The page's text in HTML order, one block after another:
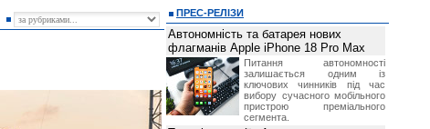
ПРЕС-РЕЛІЗИ
Автономність та батарея нових
флагманів Apple iPhone 18 Pro Max
Питання автономності
залишається одним із
ключових чинників під час
вибору сучасного мобільного
пристрою преміального
сегмента.